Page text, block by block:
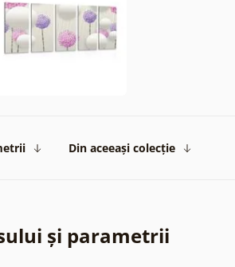
Din aceeași colecție
și parametrii